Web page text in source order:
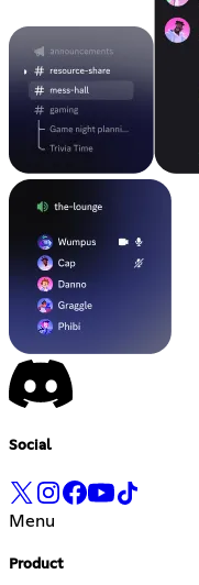
Social
Menu
Product